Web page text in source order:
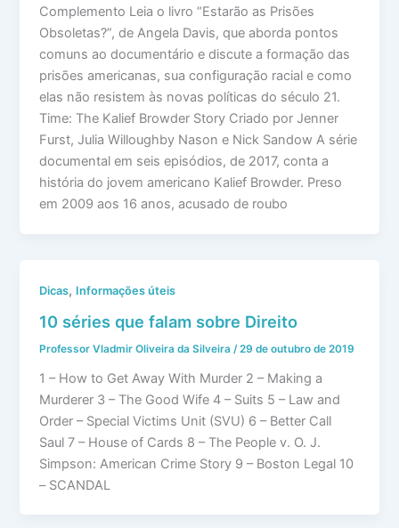
Complemento Leia o livro “Estarão as Prisões
Obsoletas?”, de Angela Davis, que aborda pontos
comuns ao documentário e discute a formação das
prisões americanas, sua configuração racial e como
elas não resistem às novas políticas do século 21.
Time: The Kalief Browder Story Criado por Jenner
Furst, Julia Willoughby Nason e Nick Sandow A série
documental em seis episódios, de 2017, conta a
história do jovem americano Kalief Browder. Preso
em 2009 aos 16 anos, acusado de roubo
Dicas, Informações úteis
10 séries que falam sobre Direito
Professor Vladmir Oliveira da Silveira /29 de outubro de 2019
1 – How to Get Away With Murder 2 – Making a
Murderer 3 – The Good Wife 4 – Suits 5 – Law and
Order – Special Victims Unit (SVU) 6 – Better Call
Saul 7 – House of Cards 8 – The People v. O. J.
Simpson: American Crime Story 9 – Boston Legal 10
– SCANDAL